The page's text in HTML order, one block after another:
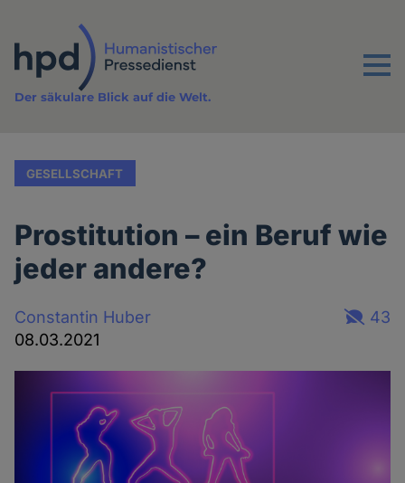
Inhalt
Menu
Der säkulare Blick auf die Welt.
GESELLSCHAFT
Prostitution – ein Beruf wie
jeder andere?
Constantin Huber
08.03.2021
43